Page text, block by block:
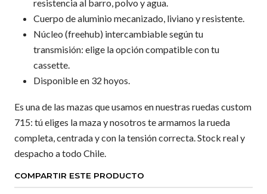
resistencia al barro, polvo y agua.
Cuerpo de aluminio mecanizado, liviano y resistente.
Núcleo (freehub) intercambiable según tu
transmisión: elige la opción compatible con tu
cassette.
Disponible en 32 hoyos.
Es una de las mazas que usamos en nuestras ruedas custom
715: tú eliges la maza y nosotros te armamos la rueda
completa, centrada y con la tensión correcta. Stock real y
despacho a todo Chile.
COMPARTIR ESTE PRODUCTO